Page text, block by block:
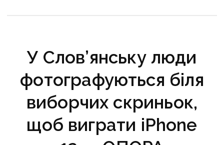
У Слов’янську люди
фотографуються біля
виборчих скриньок,
щоб виграти iPhone